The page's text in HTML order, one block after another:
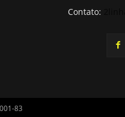
Contato:
83